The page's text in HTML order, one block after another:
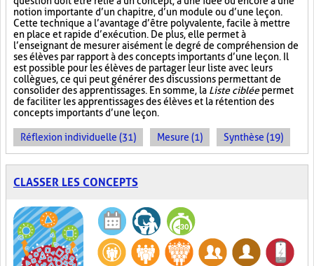
notion importante d’un chapitre, d’un module ou d’une leçon.
Cette technique a l’avantage d’être polyvalente, facile à mettre
en place et rapide d’exécution. De plus, elle permet à
l’enseignant de mesurer aisément le degré de compréhension de
ses élèves par rapport à des concepts importants d’une leçon. Il
est possible pour les élèves de partager leur liste avec leurs
collègues, ce qui peut générer des discussions permettant de
consolider des apprentissages. En somme, la Liste cibléepermet
de faciliter les apprentissages des élèves et la rétention des
concepts importants d’une leçon.
Réflexion individuelle (31) Mesure (1) Synthèse (19)
CLASSER LES CONCEPTS